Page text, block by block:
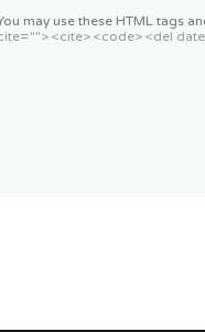
may use these HTML tags
<cite> <code> <del